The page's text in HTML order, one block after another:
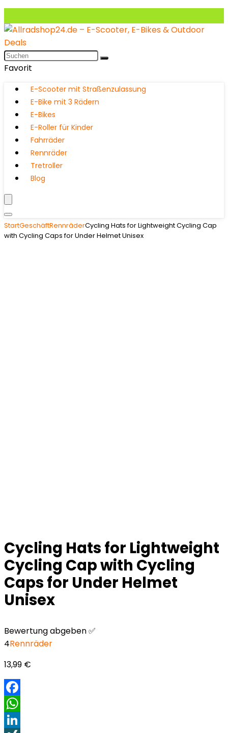
Favorit
E-Scooter mit Straßenzulassung
E-Bike mit 3 Rädern
E-Bikes
E-Roller für Kinder
Fahrräder
Rennräder
Tretroller
Blog
StartGeschäftRennräderCycling Hats for Lightweight Cycling Cap
with Cycling Caps for Under Helmet Unisex
Cycling Hats for Lightweight
Cycling Cap with Cycling
Caps for Under Helmet
Unisex
Bewertung abgeben ✅
4Rennräder
13,99 €
Facebook
WhatsApp